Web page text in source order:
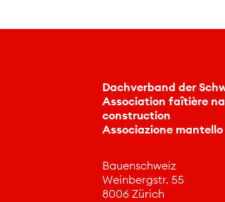
Dachverband der
Association faîtière
construction
Associazione
Bauenschweiz
Weinbergstr. 55
8006 Zürich